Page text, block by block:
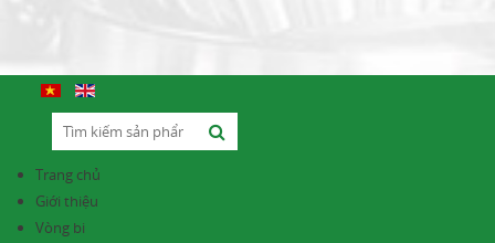
Trang chủ
Giới thiệu
Vòng bi